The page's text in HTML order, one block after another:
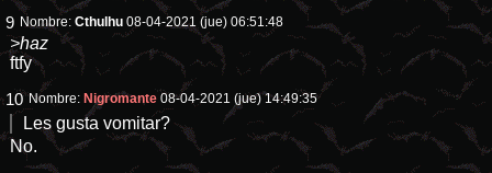
9 Nombre:Cthulhu 08-04-2021 (jue) 06:51:48
>haz
ftfy
10 Nombre: Nigromante 08-04-2021 (jue) 14:49:35
Les gusta vomitar?
No.